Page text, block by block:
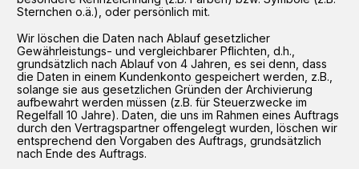
Sternchen o.ä.), oder persönlich mit.
Wir löschen die Daten nach Ablauf gesetzlicher
Gewährleistungs- und vergleichbarer Pflichten, d.h.,
grundsätzlich nach Ablauf von 4 Jahren, es sei denn, dass
die Daten in einem Kundenkonto gespeichert werden, z.B.,
solange sie aus gesetzlichen Gründen der Archivierung
aufbewahrt werden müssen (z.B. für Steuerzwecke im
Regelfall 10 Jahre). Daten, die uns im Rahmen eines Auftrags
durch den Vertragspartner offengelegt wurden, löschen wir
entsprechend den Vorgaben des Auftrags, grundsätzlich
nach Ende des Auftrags.